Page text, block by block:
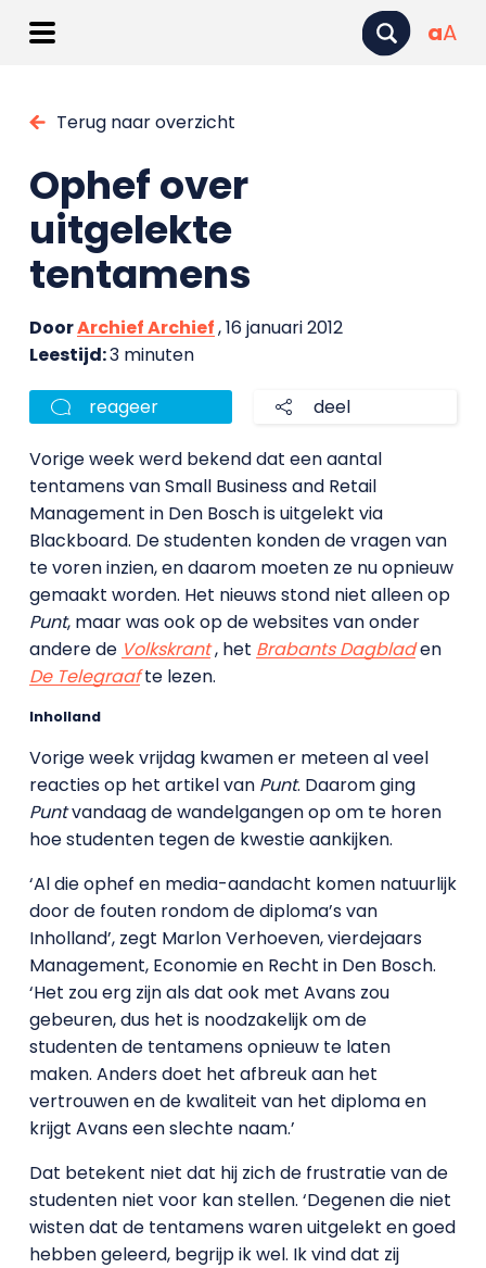
aA
Terug naar overzicht
Ophef over
uitgelekte
tentamens
DoorArchief Archief, 16 januari 2012
Leestijd:3 minuten
reageer deel
Vorige week werd bekend dat een aantal
tentamens van Small Business and Retail
Management in Den Bosch is uitgelekt via
Blackboard. De studenten konden de vragen van
te voren inzien, en daarom moeten ze nu opnieuw
gemaakt worden. Het nieuws stond niet alleen op
Punt, maar was ook op de websites van onder
andere de Volkskrant, het Brabants Dagbladen
De Telegraaf te lezen.
Inholland
Vorige week vrijdag kwamen er meteen al veel
reacties op het artikel van Punt. Daarom ging
Puntvandaag de wandelgangen op om te horen
hoe studenten tegen de kwestie aankijken.
‘Al die ophef en media-aandacht komen natuurlijk
door de fouten rondom de diploma’s van
Inholland’, zegt Marlon Verhoeven, vierdejaars
Management, Economie en Recht in Den Bosch.
‘Het zou erg zijn als dat ook met Avans zou
gebeuren, dus het is noodzakelijk om de
studenten de tentamens opnieuw te laten
maken. Anders doet het afbreuk aan het
vertrouwen en de kwaliteit van het diploma en
krijgt Avans een slechte naam.’
Dat betekent niet dat hij zich de frustratie van de
studenten niet voor kan stellen. ‘Degenen die niet
wisten dat de tentamens waren uitgelekt en goed
hebben geleerd, begrijp ik wel. Ik vind dat zij